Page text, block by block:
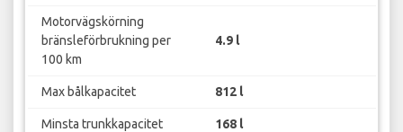
Motorvägskörning
bränsleförbrukning per
100 km
4.9 l
Max bålkapacitet 812 l
Minsta trunkkapacitet 168 l